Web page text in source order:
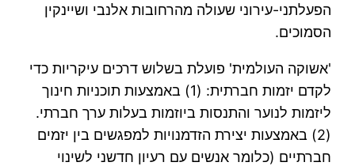
הפעלתני-עירוני שעולה מהרחובות אלנבי ושיינקין
הסמוכים.
'אשוקה העולמית' פועלת בשלוש דרכים עיקריות כדי
לקדם יזמות חברתית: (1) באמצעות תוכניות חינוך
ליזמות לנוער והתנסות ביוזמות בעלות ערך חברתי.
(2) באמצעות יצירת הזדמנויות למפגשים בין יזמים
חברתיים (כלומר אנשים עם רעיון חדשני לשינוי